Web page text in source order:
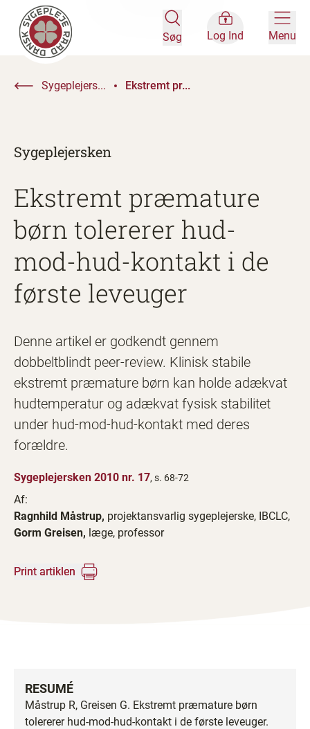
Søg Log Ind Menu
Sygeplejers... Ekstremt pr...
Sygeplejersken
Ekstremt præmature
børn tolererer hud-
mod-hud-kontakt i de
første leveuger
Denne artikel er godkendt gennem
dobbeltblindt peer-review. Klinisk stabile
ekstremt præmature børn kan holde adækvat
hudtemperatur og adækvat fysisk stabilitet
under hud-mod-hud-kontakt med deres
forældre.
Sygeplejersken 2010 nr. 17, s. 68-72
Af:
Ragnhild Måstrup, projektansvarlig sygeplejerske, IBCLC,
Gorm Greisen, læge, professor
Print artiklen
RESUMÉ
Måstrup R, Greisen G. Ekstremt præmature børn
tolererer hud-mod-hud-kontakt i de første leveuger.